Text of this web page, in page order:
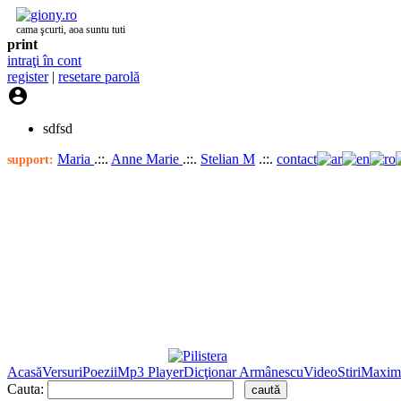
cama şcurti, aoa suntu tuti
print
intraţi în cont
register| resetare parolă

sdfsd
support: Maria .::. Anne Marie .::. Stelian M .::. contact
AcasăVersuriPoeziiMp3 PlayerDicţionar ArmânescuVideoStiri
Cauta: